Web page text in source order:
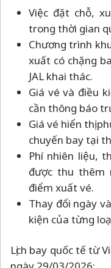
Việc đặt chỗ,
trong thời gian
Chương trình
xuất có chặng
JAL khai thác.
Giá vé và điều
cần thông báo
Giá vé hiển thị
chuyến bay tại
Phí nhiên liệu,
được thu thêm
điểm xuất vé.
Thay đổi ngày
kiện của từng
Lịch bay quốc tế từ